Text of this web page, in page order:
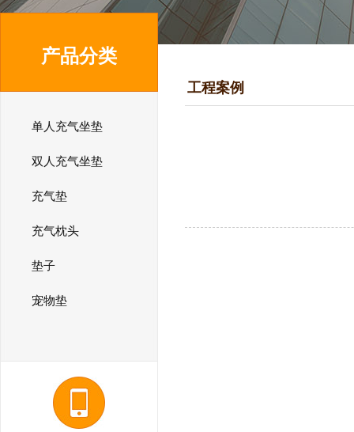
产品分类
单人充气坐垫
双人充气坐垫
充气垫
充气枕头
垫子
宠物垫
工程案例